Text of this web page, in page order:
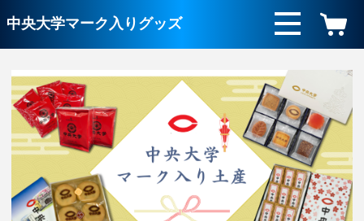
中央大学マーク入りグッズ
>